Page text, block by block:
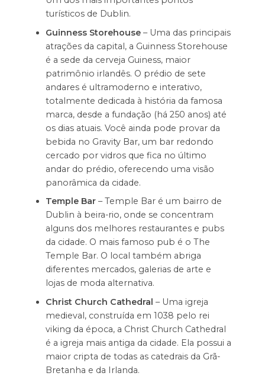
turísticos de Dublin.
Guinness Storehouse – Uma das principais
atrações da capital, a Guinness Storehouse
é a sede da cerveja Guiness, maior
patrimônio irlandês. O prédio de sete
andares é ultramoderno e interativo,
totalmente dedicada à história da famosa
marca, desde a fundação (há 250 anos) até
os dias atuais. Você ainda pode provar da
bebida no Gravity Bar, um bar redondo
cercado por vidros que fica no último
andar do prédio, oferecendo uma visão
panorâmica da cidade.
Temple Bar– Temple Bar é um bairro de
Dublin à beira-rio, onde se concentram
alguns dos melhores restaurantes e pubs
da cidade. O mais famoso pub é o The
Temple Bar. O local também abriga
diferentes mercados, galerias de arte e
lojas de moda alternativa.
Christ Church Cathedral – Uma igreja
medieval, construída em 1038 pelo rei
viking da época, a Christ Church Cathedral
é a igreja mais antiga da cidade. Ela possui a
maior cripta de todas as catedrais da Grã-
Bretanha e da Irlanda.